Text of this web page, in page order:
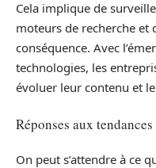
Cela implique de
moteurs de recherche et
conséquence. Avec
technologies, les
évoluer leur contenu et
Réponses aux
On peut s’attendre à ce